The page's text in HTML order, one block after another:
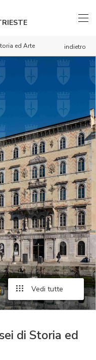
indietro
ed Arte
Vedi tutte
di Storia ed